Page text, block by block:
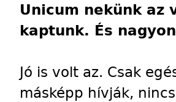
Unicum nekünk
kaptunk. És
Jó is volt az. Csak
másképp hívják,